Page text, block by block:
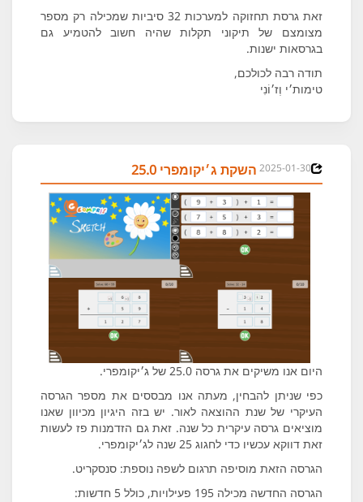
זאת גרסת תחזוקה למערכות 32 סיביות שמכילה רק מספר
מצומצם של תיקוני תקלות שהיה חשוב להטמיע גם
בגרסאות ישנות.
תודה רבה לכולכם,
טימות׳י וְז׳וֹנִי
2025-01-30 השקת ג׳יקומפרי 25.0
היום אנו משיקים את גרסה 25.0 של ג׳יקומפרי.
כפי שניתן להבחין, מעתה אנו מבססים את מספר הגרסה
העיקרי של שנת ההוצאה לאור. יש בזה היגיון מכיוון שאנו
מוציאים גרסה עיקרית כל שנה. זאת גם הזדמנות פז לעשות
זאת דווקא עכשיו כדי לחגוג 25 שנה לג׳יקומפרי.
הגרסה הזאת מוסיפה תרגום לשפה נוספת: סנסקריט.
הגרסה החדשה מכילה 195 פעילויות, כולל 5 חדשות: